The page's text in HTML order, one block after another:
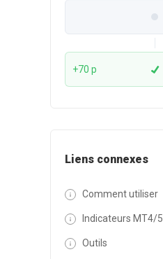
+70 p
Liens connexes
Comment utiliser
Indicateurs MT4/5
Outils